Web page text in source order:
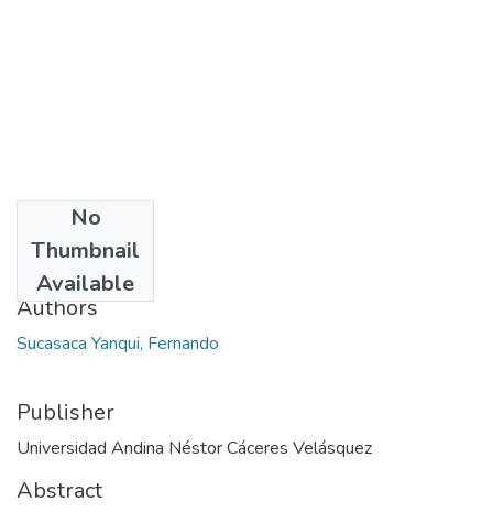
No
Thumbnail
Available
2023
Authors
Sucasaca Yanqui, Fernando
Publisher
Universidad Andina Néstor Cáceres Velásquez
Abstract